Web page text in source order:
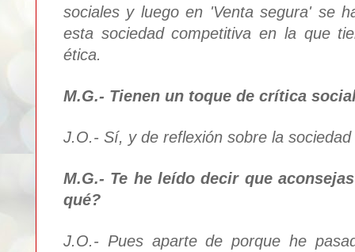
sociales y luego en 'Venta segura' se
esta sociedad competitiva en la que
ética.
M.G.- Tienen un toque de crítica
J.O.- Sí, y de reflexión sobre la
M.G.- Te he leído decir que
qué?
J.O.- Pues aparte de porque he